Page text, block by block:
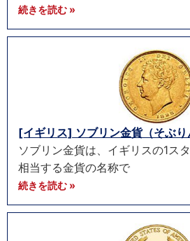
続きを読む »
[イギリス] ソブリン金貨（そぶ
ソブリン金貨は、イギリスの1ス
相当する金貨の名称で
続きを読む »